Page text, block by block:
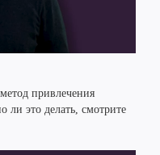
привлечения
ли это делать, смотрите